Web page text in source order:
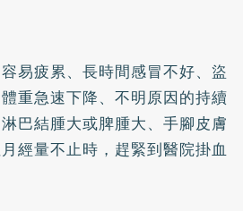
易疲累、長時間感冒不好、盜
重急速下降、不明原因的持續
巴結腫大或脾腫大、手腳皮膚
經量不止時，趕緊到醫院掛血